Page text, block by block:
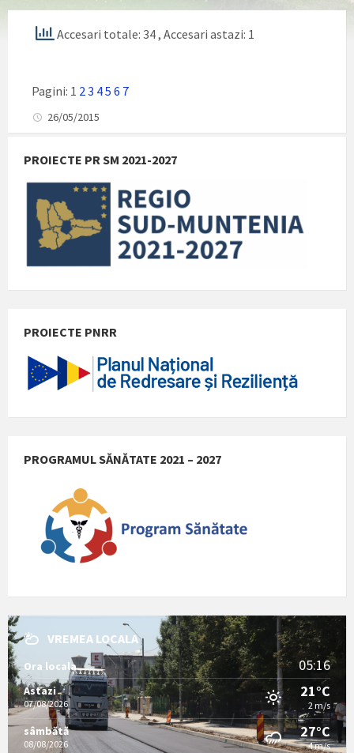
Accesari totale: 34, Accesari astazi: 1
Pagini: 1 2 3 45 6 7
26/05/2015
PROIECTE PR SM 2021-2027
PROIECTE PNRR
PROGRAMUL SĂNĂTATE 2021 – 2027
VREMEA LOCALA
Ora locala 05:16
Astazi
07/08/2026
21°C
2 m/s
sâmbătă
08/08/2026
27°C
4 m/s